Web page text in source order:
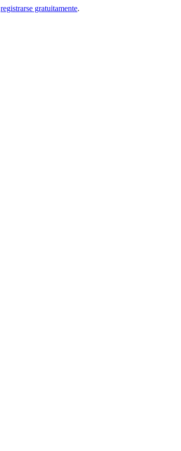
registrarse gratuitamente.